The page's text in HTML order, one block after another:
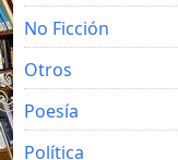
No Ficción
Otros
Poesía
Política